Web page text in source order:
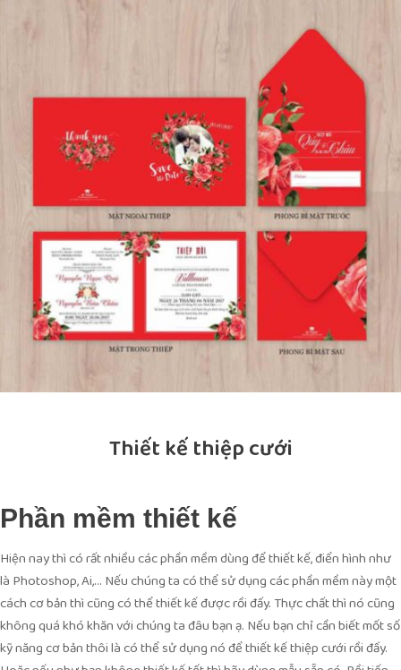
Thiết kế thiệp cưới
Phần mềm thiết kế
Hiện nay thì có rất nhiều các phần mềm dùng để thiết kế, điển hình như
là Photoshop, Ai,… Nếu chúng ta có thể sử dụng các phần mềm này một
cách cơ bản thì cũng có thể thiết kế được rồi đấy. Thực chất thì nó cũng
không quá khó khăn với chúng ta đâu bạn ạ. Nếu bạn chỉ cần biết mốt số
kỹ năng cơ bản thôi là có thể sử dụng nó để thiết kế thiệp cưới rồi đấy.